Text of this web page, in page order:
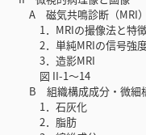
A 磁気共鳴診断（MRI）
1．MRIの撮像法と特
2．単純MRIの信号強度
3．造影MRI
図 II-1～14
B 組織構成成分・微細
1．石灰化
2．脂肪